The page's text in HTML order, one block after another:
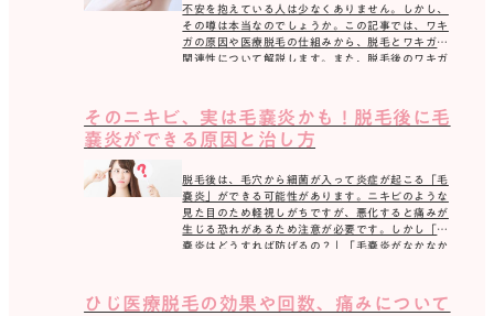
不安を抱えている人は少なくありません。しかし、
その噂は本当なのでしょうか。この記事では、ワキ
ガの原因や医療脱毛の仕組みから、脱毛とワキガの
関連性について解説します。また、脱毛後のワキガ
そのニキビ、実は毛嚢炎かも！脱毛後に毛
嚢炎ができる原因と治し方
脱毛後は、毛穴から細菌が入って炎症が起こる「毛
嚢炎」ができる可能性があります。ニキビのような
見た目のため軽視しがちですが、悪化すると痛みが
生じる恐れがあるため注意が必要です。しかし「毛
嚢炎はどうすれば防げるの？」「毛嚢炎がなかなか
ひじ医療脱毛の効果や回数、痛みについて